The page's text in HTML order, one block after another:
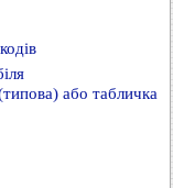
або табличка